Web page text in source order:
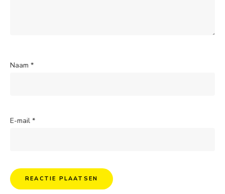
Naam *
E-mail *